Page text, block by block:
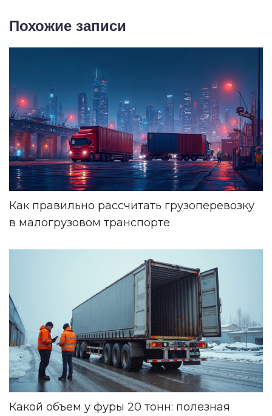
Похожие записи
Как правильно рассчитать грузоперевозку
в малогрузовом транспорте
Какой объем у фуры 20 тонн: полезная